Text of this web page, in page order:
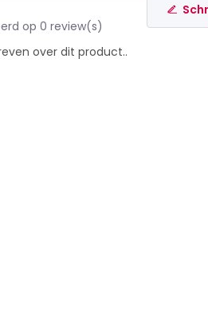
op 0 review(s)
over dit product..